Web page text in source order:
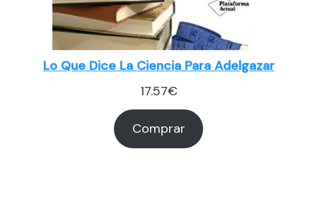
Lo Que Dice La Ciencia Para Adelgazar
17.57€
Comprar